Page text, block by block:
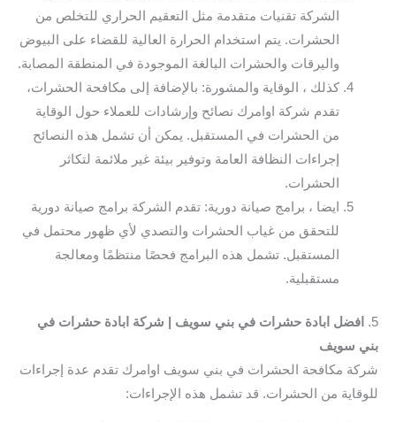
الشركة تقنيات متقدمة مثل التعقيم الحراري للتخلص من
الحشرات. يتم استخدام الحرارة العالية للقضاء على البيوض
واليرقات والحشرات البالغة الموجودة في المنطقة المصابة.
كذلك ، الوقاية والمشورة: بالإضافة إلى مكافحة الحشرات،
تقدم شركة اوامرك نصائح وإرشادات للعملاء حول الوقاية
من الحشرات في المستقبل. يمكن أن تشمل هذه النصائح
إجراءات النظافة العامة وتوفير بيئة غير ملائمة لتكاثر
الحشرات.
ايضا ، برامج صيانة دورية: تقدم الشركة برامج صيانة دورية
للتحقق من غياب الحشرات والتصدي لأي ظهور محتمل في
المستقبل. تشمل هذه البرامج فحصًا منتظمًا ومعالجة
مستقبلية.
5.
افضل ابادة حشرات في بني سويف | شركة ابادة حشرات في
بني سويف
شركة مكافحة الحشرات في بني سويف اوامرك تقدم عدة إجراءات
للوقاية من الحشرات. قد تشمل هذه الإجراءات: